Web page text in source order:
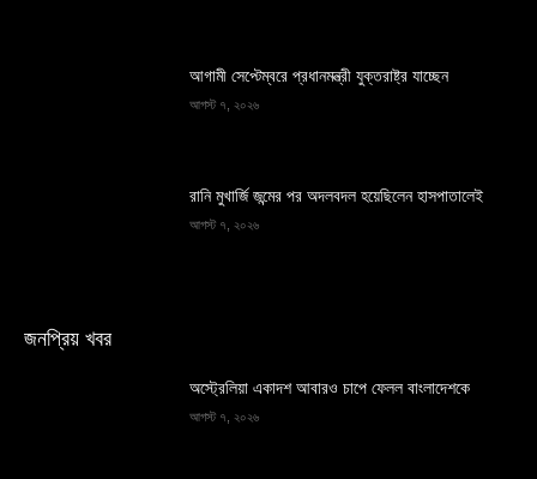
আগামী সেপ্টেম্বরে প্রধানমন্ত্রী যুক্তরাষ্ট্র যাচ্ছেন
আগস্ট ৭, ২০২৬
রানি মুখার্জি জন্মের পর অদলবদল হয়েছিলেন হাসপাতালেই
আগস্ট ৭, ২০২৬
জনপ্রিয় খবর
অস্ট্রেলিয়া একাদশ আবারও চাপে ফেলল বাংলাদেশকে
আগস্ট ৭, ২০২৬